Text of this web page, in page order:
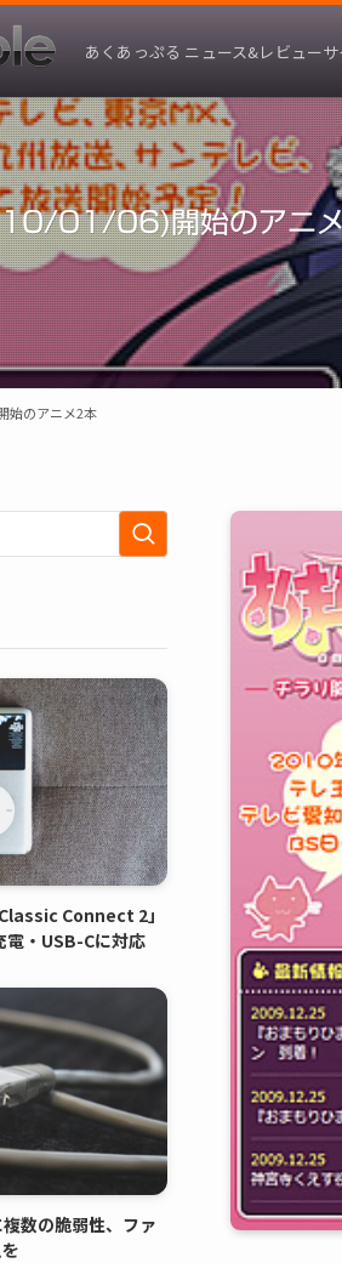
あくあっぷる ニュース&レビューサ
01/06)開始のアニ
始のアニメ2本
Connect 2」
・USB-Cに対応
数の脆弱性、ファ